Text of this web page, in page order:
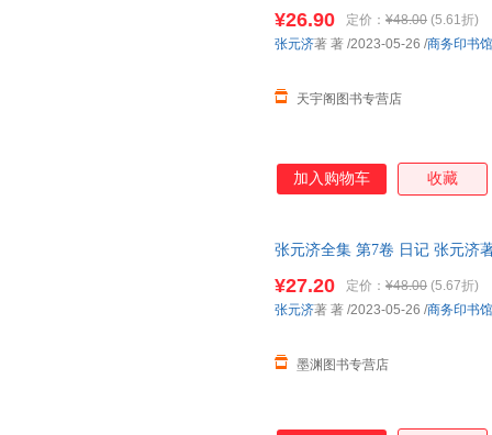
¥26.90 定价： ¥48.00 (5.61折)
天宇阁图书专营店
张元济著 著 /2023-05-26 /商务印书馆
加入购物车 收藏
张元济全集 第7卷 日记 张元济
¥27.20 定价： ¥48.00 (5.67折)
墨渊图书专营店
张元济著 著 /2023-05-26 /商务印书馆